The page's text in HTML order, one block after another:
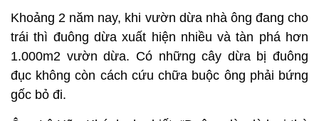
Khoảng 2 năm nay, khi vườn dừa nhà ông đang cho
trái thì đuông dừa xuất hiện nhiều và tàn phá hơn
1.000m2 vườn dừa. Có những cây dừa bị đuông
đục không còn cách cứu chữa buộc ông phải bứng
gốc bỏ đi.